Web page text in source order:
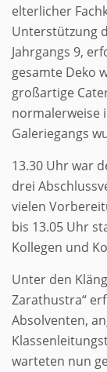
elterlicher
Unterstützung
Jahrgangs 9,
gesamte Deko
großartige
normalerweise
Galeriegangs
13.30 Uhr war
drei
vielen
bis 13.05 Uhr
Kollegen und
Unter den
Zarathustra“
Absolventen,
warteten nun